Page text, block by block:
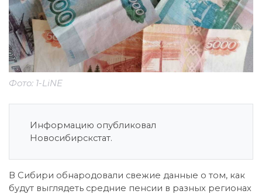
Фото: 1-LiNE
Информацию опубликовал
Новосибирскстат.
В Сибири обнародовали свежие данные о том, как
будут выглядеть средние пенсии в разных регионах